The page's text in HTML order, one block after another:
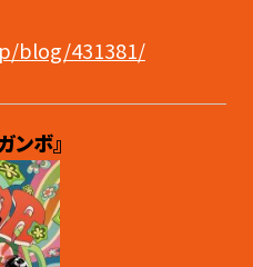
blog/431381/
ボ』